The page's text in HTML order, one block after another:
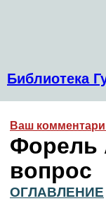
Библиотека
Ваш
Форель
вопрос
ОГЛАВЛЕНИЕ